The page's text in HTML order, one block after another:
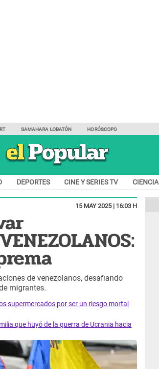
SAMAHARA LOBATÓN HORÓSCOPO
DEPORTES CINE Y SERIES TV CIENCIA
15 MAY 2025 | 16:03 H
de venezolanos, desafiando
migrantes.
supermercados por ser un riesgo mortal
que huyó de la guerra de Ucrania hacia